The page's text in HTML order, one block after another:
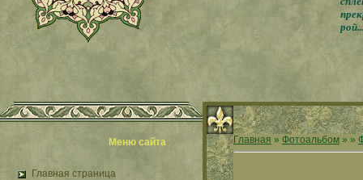
Меню сайта
Главная страница
Главная » Фотоальбом » »